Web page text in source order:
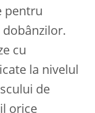
pentru
dobânzilor.
cu
la nivelul
de
orice